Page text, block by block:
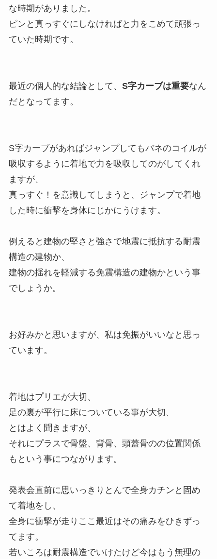
な時期がありました。
ピンと真っすぐにしなければと力をこめて頑張っ
ていた時期です。
最近の個人的な結論として、 S字カーブは重要なん
だとなってます。
S字カーブがあればジャンプしてもバネのコイルが
吸収するように着地で力を吸収してのがしてくれ
ますが、
真っすぐ！を意識してしまうと、ジャンプで着地
した時に衝撃を身体にじかにうけます。
例えると建物の堅さと強さで地震に抵抗する耐震
構造の建物か、
建物の揺れを軽減する免震構造の建物かという事
でしょうか。
お好みかと思いますが、私は免振がいいなと思っ
ています。
着地はプリエが大切、
足の裏が平行に床についている事が大切、
とはよく聞きますが、
それにプラスで骨盤、背骨、頭蓋骨のの位置関係
もという事につながります。
発表会直前に思いっきりとんで全身カチンと固め
て着地をし、
全身に衝撃が走りここ最近はその痛みをひきずっ
てます。
若いころは耐震構造でいけたけど今はもう無理の